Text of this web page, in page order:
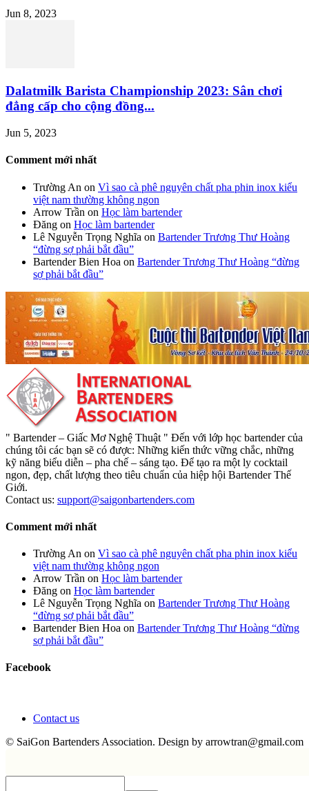
Jun 8, 2023
Dalatmilk Barista Championship 2023: Sân chơi
đẳng cấp cho cộng đồng...
Jun 5, 2023
Comment mới nhất
Trường An on Vì sao cà phê nguyên chất pha phin inox kiểu
việt nam thường không ngon
Arrow Trần on Học làm bartender
Đăng on Học làm bartender
Lê Nguyễn Trọng Nghĩa on Bartender Trương Thư Hoàng
“đừng sợ phải bắt đầu”
Bartender Bien Hoa on Bartender Trương Thư Hoàng “đừng
sợ phải bắt đầu”
" Bartender – Giấc Mơ Nghệ Thuật " Đến với lớp học bartender của
chúng tôi các bạn sẽ có được: Những kiến thức vững chắc, những
kỹ năng biểu diễn – pha chế – sáng tạo. Để tạo ra một ly cocktail
ngon, đẹp, chất lượng theo tiêu chuẩn của hiệp hội Bartender Thế
Giới.
Contact us: support@saigonbartenders.com
Comment mới nhất
Trường An on Vì sao cà phê nguyên chất pha phin inox kiểu
việt nam thường không ngon
Arrow Trần on Học làm bartender
Đăng on Học làm bartender
Lê Nguyễn Trọng Nghĩa on Bartender Trương Thư Hoàng
“đừng sợ phải bắt đầu”
Bartender Bien Hoa on Bartender Trương Thư Hoàng “đừng
sợ phải bắt đầu”
Facebook
Contact us
© SaiGon Bartenders Association. Design by arrowtran@gmail.com